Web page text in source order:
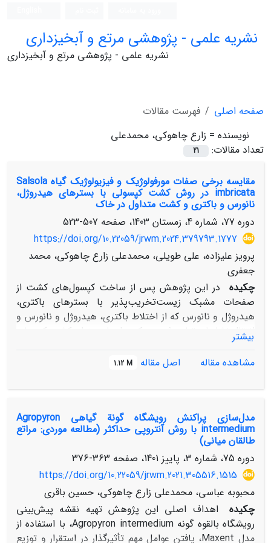
نشریه علمی - پژوهشی مرتع و آبخیزداری
نشریه علمی - پژوهشی مرتع و آبخیزداری
صفحه اصلی
فهرست مقالات
نویسنده = زارع چاهوکی، محمدعلی
تعداد مقالات:
21
مقایسه برخی صفات مورفولوژیک و فیزیولوژیک گیاه Salsola
imbricata در روش کشت کپسولی با بسترهای هیدروژل،
نانورس و باکتری و کشت متداول در خاک
دوره 77، شماره 4، زمستان 1403، صفحه
507-523
https://doi.org/10.22059/jrwm.2024.379793.1777
پرویز علیزاده، علی طویلی، محمدعلی زارع چاهوکی، محمد
جعفری
چکیده
در این پژوهش پس از ساخت کپسول‌های کشت از
صفحات مشبک زیست‌تخریب‌پذیر با بسترهای باکتری،
هیدروژل و نانورس که از اختلاط باکتری، هیدروژل و نانورس و
انتقال نشاهای تولید شده به کپسول‌ها به‌عنوان کشت کپسولی
در مقایسه با گلدان‌های نایلونی مرسوم در کشت متداول که
به‌عنوان شاهد بودند در قالب طرح کاملاً تصادفی با دو عامل
باکتری و نانورس) در گلخانه دانشکده منابع طبیعی دانشگاه
معنی‌دار نوع کشت کپسولی هیدروژل بر تمامی صفات
موفورلوژیک موردبررسی گیاه بود؛ به‌طوری‌که اندازه طول ساقه
7/23 درصد، بالاترین مقادیر را به خود اختصاص دادند. علاوه
براین، در مورد برخی صفات فیزیولوژیک موردبررسی گیاه،
میزان کلروفیل نیز تحت تأثیر نوع کشت کپسولی قرار گرفت و
غلظت آن در کشت کپسولی هیدروژل، باکتری و نانورس به
ترتیب افزایش 8/56، 1/32 و 9/36 درصدی را نشان دادند.
بیشتر
مشاهده مقاله
اصل مقاله 1.12 M
مدل‌سازی پراکنش رویشگاه گونة گیاهی Agropyron
intermedium با روش آنتروپی حداکثر (مطالعه موردی: مراتع
طالقان میانی)
دوره 75، شماره 3، پاییز 1401، صفحه
363-376
https://doi.org/10.22059/jrwm.2021.305516.1515
محبوبه عباسی، محمدعلی زارع چاهوکی، حسین باقری
چکیده
اهداف اصلی این پژوهش تهیه نقشه پیش‌بینی
رویشگاه بالقوه گونه Agropyron intermedium، با استفاده از
مدل Maxent، یافتن عوامل مهم تأثیرگذار در استقرار و توزیع